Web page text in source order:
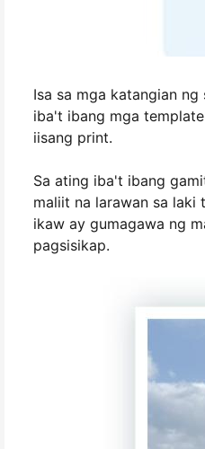
Isa sa mga katangian
iba't ibang mga
iisang print.
Sa ating iba't ibang
maliit na larawan sa
ikaw ay gumagawa ng
pagsisikap.